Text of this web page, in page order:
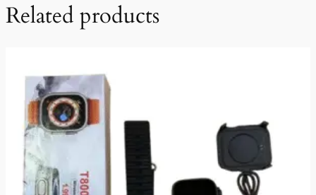
Related products